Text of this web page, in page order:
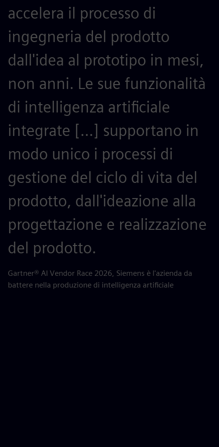
accelera il processo di
ingegneria del prodotto
dall'idea al prototipo in mesi,
non anni. Le sue funzionalità
di intelligenza artificiale
integrate [...] supportano in
modo unico i processi di
gestione del ciclo di vita del
prodotto, dall'ideazione alla
progettazione e realizzazione
del prodotto.
Gartner® AI Vendor Race 2026, Siemens è l'azienda da
battere nella produzione di intelligenza artificiale